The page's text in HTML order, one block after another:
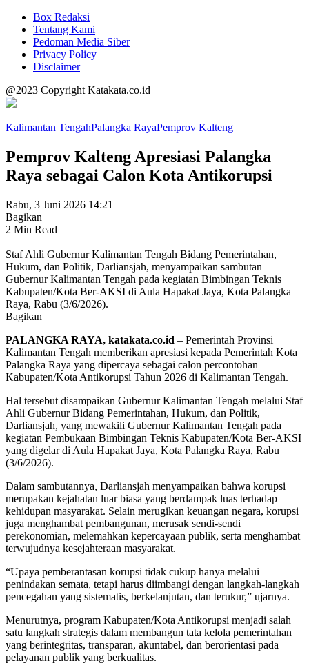
Box Redaksi
Tentang Kami
Pedoman Media Siber
Privacy Policy
Disclaimer
@2023 Copyright Katakata.co.id
Kalimantan TengahPalangka RayaPemprov Kalteng
Pemprov Kalteng Apresiasi Palangka
Raya sebagai Calon Kota Antikorupsi
Rabu, 3 Juni 2026 14:21
Bagikan
2 Min Read
Staf Ahli Gubernur Kalimantan Tengah Bidang Pemerintahan,
Hukum, dan Politik, Darliansjah, menyampaikan sambutan
Gubernur Kalimantan Tengah pada kegiatan Bimbingan Teknis
Kabupaten/Kota Ber-AKSI di Aula Hapakat Jaya, Kota Palangka
Raya, Rabu (3/6/2026).
Bagikan
PALANGKA RAYA, katakata.co.id – Pemerintah Provinsi
Kalimantan Tengah memberikan apresiasi kepada Pemerintah Kota
Palangka Raya yang dipercaya sebagai calon percontohan
Kabupaten/Kota Antikorupsi Tahun 2026 di Kalimantan Tengah.
Hal tersebut disampaikan Gubernur Kalimantan Tengah melalui Staf
Ahli Gubernur Bidang Pemerintahan, Hukum, dan Politik,
Darliansjah, yang mewakili Gubernur Kalimantan Tengah pada
kegiatan Pembukaan Bimbingan Teknis Kabupaten/Kota Ber-AKSI
yang digelar di Aula Hapakat Jaya, Kota Palangka Raya, Rabu
(3/6/2026).
Dalam sambutannya, Darliansjah menyampaikan bahwa korupsi
merupakan kejahatan luar biasa yang berdampak luas terhadap
kehidupan masyarakat. Selain merugikan keuangan negara, korupsi
juga menghambat pembangunan, merusak sendi-sendi
perekonomian, melemahkan kepercayaan publik, serta menghambat
terwujudnya kesejahteraan masyarakat.
“Upaya pemberantasan korupsi tidak cukup hanya melalui
penindakan semata, tetapi harus diimbangi dengan langkah-langkah
pencegahan yang sistematis, berkelanjutan, dan terukur,” ujarnya.
Menurutnya, program Kabupaten/Kota Antikorupsi menjadi salah
satu langkah strategis dalam membangun tata kelola pemerintahan
yang berintegritas, transparan, akuntabel, dan berorientasi pada
pelayanan publik yang berkualitas.